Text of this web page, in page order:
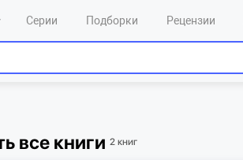
Серии Подборки Рецензии
все книги 2 книг